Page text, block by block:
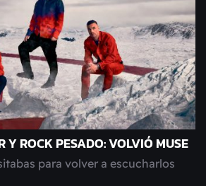
Y ROCK PESADO: VOLVIÓ MUSE
para volver a escucharlos